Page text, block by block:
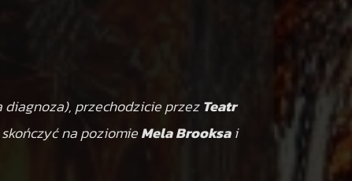
przechodzicie przezTeatr
na poziomieMela Brooksai